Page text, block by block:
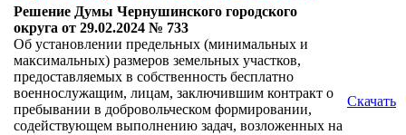
Решение Думы Чернушинского городского
округа от 29.02.2024 № 733
Об установлении предельных (минимальных и
максимальных) размеров земельных участков,
предоставляемых в собственность бесплатно
военнослужащим, лицам, заключившим контракт о
пребывании в добровольческом формировании,
содействующем выполнению задач, возложенных на
Скачать